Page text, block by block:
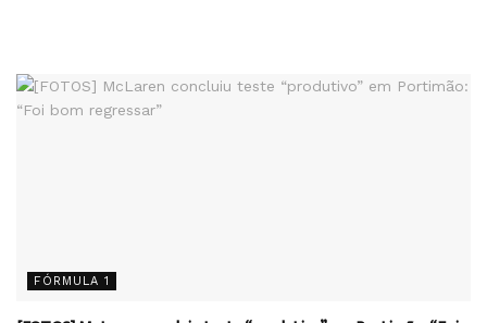
FÓRMULA 1